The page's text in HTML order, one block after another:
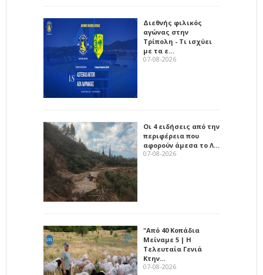
Διεθνής φιλικός
αγώνας στην
Τρίπολη - Τι ισχύει
με τα ε…
07-08-2026
Οι 4 ειδήσεις από την
περιφέρεια που
αφορούν άμεσα το Λ…
07-08-2026
"Από 40 Κοπάδια
Μείναμε 5 | Η
Τελευταία Γενιά
Κτην…
07-08-2026